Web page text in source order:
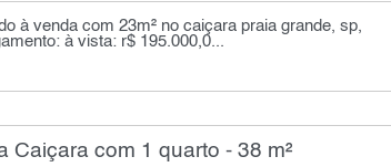
à venda com 23m² no caiçara praia grande, sp,
à vista: r$ 195.000,0...
Caiçara com 1 quarto - 38 m²